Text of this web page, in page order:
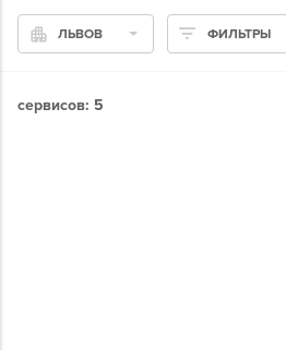
ЛЬВОВ ФИЛЬТРЫ
сервисов: 5